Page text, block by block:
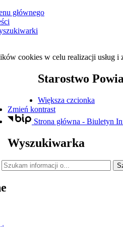
głównego
cookies w celu realizacji usług i
Starostwo
Większa czcionka
Zmień kontrast
Strona główna - Biuletyn
Wyszukiwarka